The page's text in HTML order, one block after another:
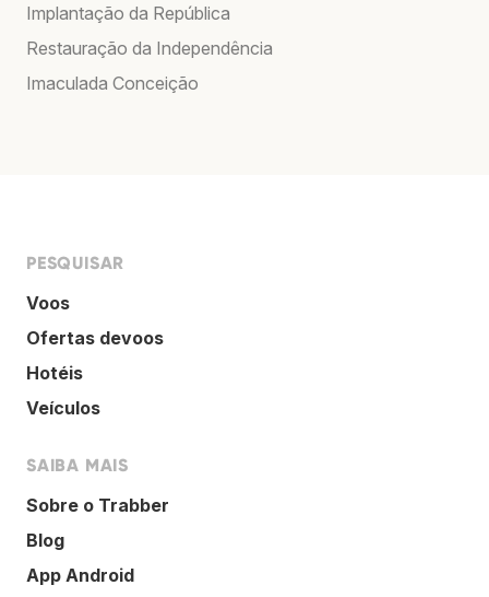
Implantação da República
Restauração da Independência
Imaculada Conceição
PESQUISAR
Voos
Ofertas devoos
Hotéis
Veículos
SAIBA MAIS
Sobre o Trabber
Blog
App Android